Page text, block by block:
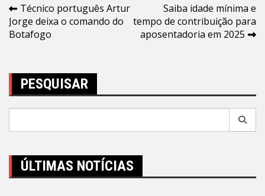
Navegação
de
Técnico português Artur
Jorge deixa o comando do
Botafogo
Saiba idade mínima e
tempo de contribuição para
aposentadoria em 2025
PESQUISAR
ÚLTIMAS NOTÍCIAS